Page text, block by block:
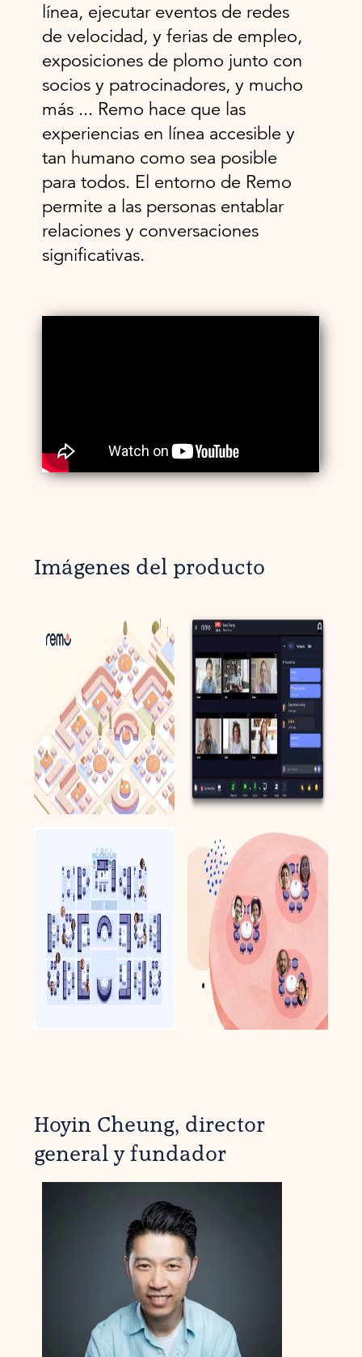
línea, ejecutar eventos de redes
de velocidad, y ferias de empleo,
exposiciones de plomo junto con
socios y patrocinadores, y mucho
más ... Remo hace que las
experiencias en línea accesible y
tan humano como sea posible
para todos. El entorno de Remo
permite a las personas entablar
relaciones y conversaciones
significativas.
Imágenes del producto
Hoyin Cheung, director
general y fundador